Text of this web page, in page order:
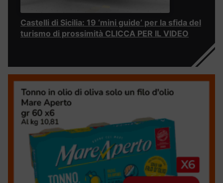
Castelli di Sicilia: 19 ‘mini guide’ per la sfida del
turismo di prossimità CLICCA PER IL VIDEO